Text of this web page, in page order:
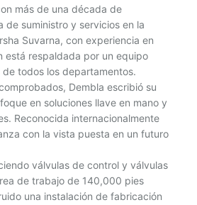
más de una década de
suministro y servicios en la
Suvarna, con experiencia en
está respaldada por un equipo
todos los departamentos.
Dembla escribió su
en soluciones llave en mano y
Reconocida internacionalmente
con la vista puesta en un futuro
válvulas de control y válvulas
de trabajo de 140,000 pies
una instalación de fabricación